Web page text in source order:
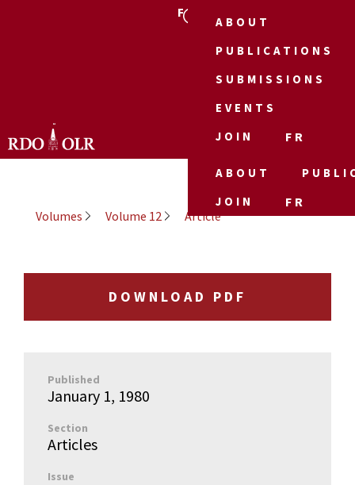
FR
ABOUT
PUBLICATIONS
SUBMISSIONS
EVENTS
JOIN
FR
ABOUT
JOIN
FR
Volumes
Volume 12 Article
DOWNLOAD PDF
Published
January 1, 1980
Section
Articles
Issue